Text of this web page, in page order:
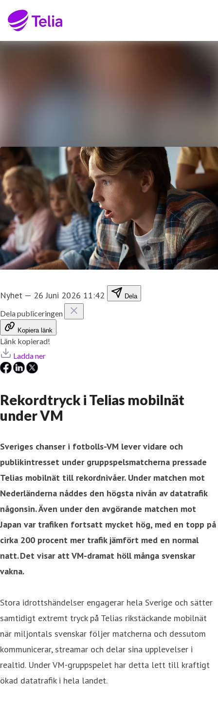
Nyhet — 26 Juni 2026 11:42 Dela
Dela publiceringen
Kopiera länk
Länk kopierad!
Ladda ner
Rekordtryck i Telias mobilnät
under VM
Sveriges chanser i fotbolls-VM lever vidare och
publikintresset under gruppspelsmatcherna pressade
Telias mobilnät till rekordnivåer. Under matchen mot
Nederländerna nåddes den högsta nivån av datatrafik
någonsin. Även under den avgörande matchen mot
Japan var trafiken fortsatt mycket hög, med en topp på
cirka 200 procent mer trafik jämfört med en normal
natt. Det visar att VM-dramat höll många svenskar
vakna.
Stora idrottshändelser engagerar hela Sverige och sätter
samtidigt extremt tryck på Telias rikstäckande mobilnät
när miljontals svenskar följer matcherna och dessutom
kommunicerar, streamar och delar sina upplevelser i
realtid. Under VM-gruppspelet har detta lett till kraftigt
ökad datatrafik i hela landet.